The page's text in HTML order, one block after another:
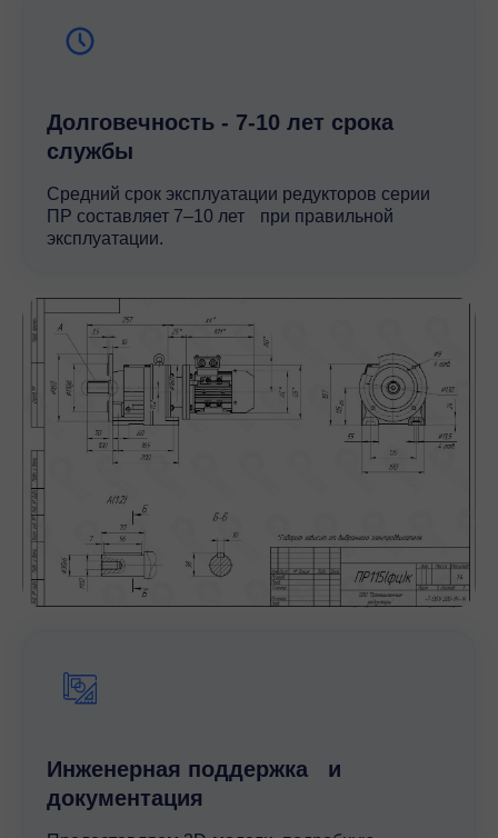
пространстве;
Долговечность
Надежные материалы и прецизионная
обработка элементов обеспечивают
Широкую сферу применения
Мотор-редукторы этого типа подходят для
множества отраслей промышленности;
Простоту в обслуживании
технического осмотра и ремонта.
Эти преимущества делают редукторы серии ПР3
надежным и экономичным решением для
Наше предложение
Компания "Промышленные
редукторы" предлагает мотор-
редукторы серии ПР3 с гарантией
качества и выгодными условиями
Долговечность - 7-10 лет срока
службы
Средний срок эксплуатации редукторов серии
ПР составляет 7–10 лет при правильной
эксплуатации.
Инженерная поддержка и
документация